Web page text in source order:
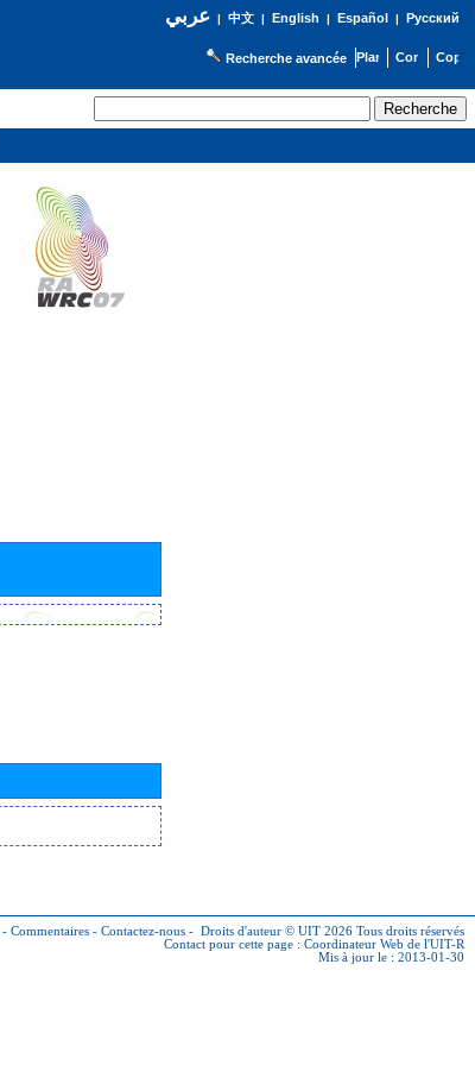
عربي| 中文| English | Español | Русский
Recherche avancée
- Commentaires - Contactez-nous - Droits d'auteur © UIT 2026 Tous droits réservés
Contact pour cette page : Coordinateur Web de l'UIT-R
Mis à jour le : 2013-01-30